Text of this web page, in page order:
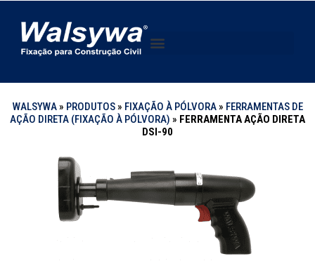
WALSYWA» PRODUTOS» FIXAÇÃO À PÓLVORA» FERRAMENTAS DE
AÇÃO DIRETA (FIXAÇÃO À PÓLVORA) » FERRAMENTA AÇÃO DIRETA
DSI-90